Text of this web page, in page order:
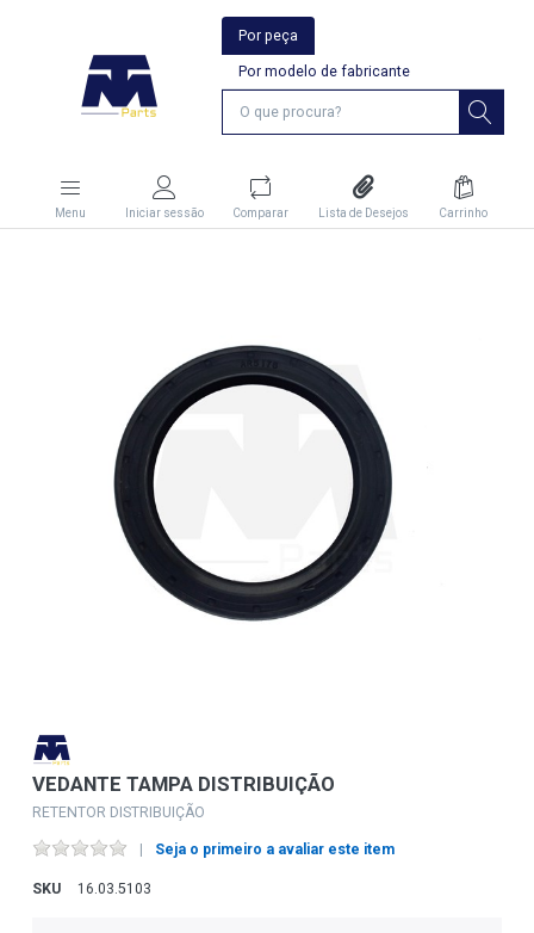
Por peça
Por modelo de fabricante
Menu Iniciar sessão Comparar Lista de Desejos Carrinho
VEDANTE TAMPA DISTRIBUIÇÃO
RETENTOR DISTRIBUIÇÃO
Seja o primeiro a avaliar este item
SKU 16.03.5103